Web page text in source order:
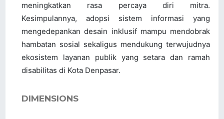
meningkatkan rasa percaya diri mitra.
Kesimpulannya, adopsi sistem informasi yang
mengedepankan desain inklusif mampu mendobrak
hambatan sosial sekaligus mendukung terwujudnya
ekosistem layanan publik yang setara dan ramah
disabilitas di Kota Denpasar.
DIMENSIONS